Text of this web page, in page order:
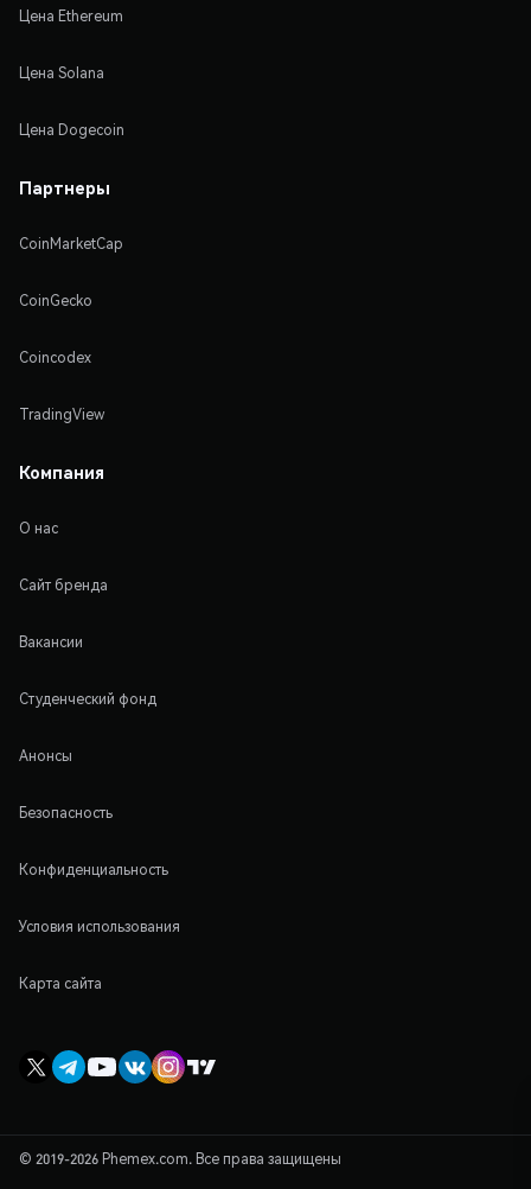
Цена Ethereum
Цена Solana
Цена Dogecoin
Партнеры
CoinMarketCap
CoinGecko
Coincodex
TradingView
Компания
О нас
Сайт бренда
Вакансии
Студенческий фонд
Анонсы
Безопасность
Конфиденциальность
Условия использования
Карта сайта
© 2019-2026 Phemex.com. Все права защищены